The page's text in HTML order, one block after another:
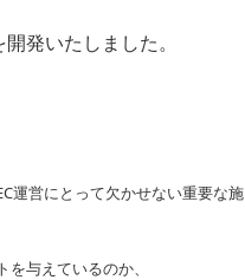
発いたしました。
運営にとって欠かせない重要な施
与えているのか、